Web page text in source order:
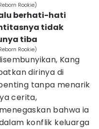
Rookie)
berhati-hati
tidak
tiba
Rookie)
Kang
dirinya di
tanpa menarik
cerita,
bahwa ia
konflik keluarga